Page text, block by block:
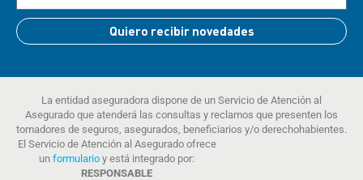
Quiero recibir novedades
La entidad aseguradora dispone de un Servicio de Atención al
Asegurado que atenderá las consultas y reclamos que presenten los
tomadores de seguros, asegurados, beneficiarios y/o derechohabientes.
El Servicio de Atención al Asegurado ofrece
un formulario y está integrado por:
RESPONSABLE